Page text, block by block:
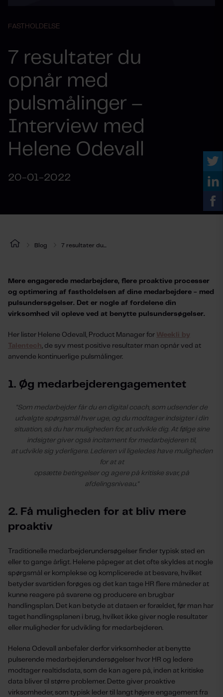
FASTHOLDELSE
7 resultater du
opnår med
pulsmålinger –
Interview med
Helene Odevall
20-01-2022
Blog 7 resultater du...
Mere engagerede medarbejdere, flere proaktive processer
og optimering af fastholdelsen af dine medarbejdere - med
pulsundersøgelser. Det er nogle af fordelene din
virksomhed vil opleve ved at benytte pulsundersøgelser.
Her lister Helene Odevall, Product Manager for Weekli by
Talentech, de syv mest positive resultater man opnår ved at
anvende kontinuerlige pulsmålinger.
1. Øg medarbejderengagementet
"Som medarbejder får du en digital coach, som udsender de
udvalgte spørgsmål hver uge, og du modtager indsigter i din
situation, så du har muligheden for, at udvikle dig. At følge sine
indsigter giver også incitament for medarbejderen til,
at udvikle sig yderligere. Lederen vil ligeledes have muligheden
for at at
opsætte betingelser og agere på kritiske svar, på
afdelingsniveau."
2. Få muligheden for at bliv mere
proaktiv
Traditionelle medarbejderundersøgelser finder typisk sted en
eller to gange årligt. Helene påpeger at det ofte skyldes at nogle
spørgsmål er komplekse og komplicerede at besvare, hvilket
betyder svartiden forøges og det kan tage HR flere måneder at
kunne reagere på svarene og producere en brugbar
handlingsplan. Det kan betyde at dataen er forældet, før man har
taget handlingsplanen i brug, hvilket ikke giver nogle resultater
eller muligheder for udvikling for medarbejderen.
Helena Odevall anbefaler derfor virksomheder at benytte
pulserende medarbejderundersøgelser hvor HR og ledere
modtager realtidsdata, som de kan agere på, inden at kritiske
data bliver til større problemer. Dette giver proaktive
virksomheder, som typisk leder til langt højere engagement fra